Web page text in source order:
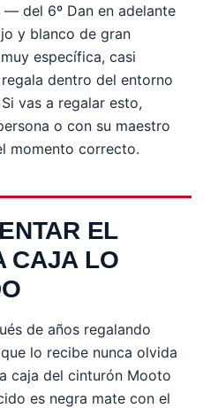
del 6º Dan en adelante
y blanco de gran
específica, casi
dentro del entorno
vas a regalar esto,
o con su maestro
momento correcto.
EL
CAJA LO
de años regalando
lo recibe nunca olvida
caja del cinturón Mooto
es negra mate con el